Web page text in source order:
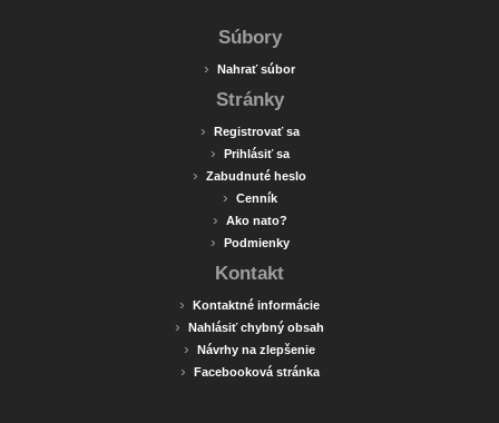
Súbory
› Nahrať súbor
Stránky
› Registrovať sa
› Prihlásiť sa
› Zabudnuté heslo
› Cenník
› Ako nato?
› Podmienky
Kontakt
› Kontaktné informácie
› Nahlásiť chybný obsah
› Návrhy na zlepšenie
› Facebooková stránka